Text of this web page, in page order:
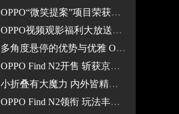
OPPO“微笑提案”项目荣获人民企业社会责任“年度案例奖”
OPPO视频观影福利大放送！携手捷成华视网聚打造好莱坞观影季
多角度悬停的优势与优雅 OPPO Find N2影像评测
OPPO Find N2开售 斩获京东、天猫安卓手机全价位段销售额冠军
小折叠有大魔力 内外皆精彩 OPPO Find N2 Flip评测
OPPO Find N2领衔 玩法丰富的横向折叠屏推荐